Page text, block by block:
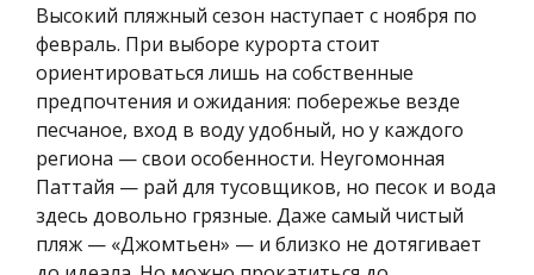
Высокий пляжный сезон наступает с ноября по
февраль. При выборе курорта стоит
ориентироваться лишь на собственные
предпочтения и ожидания: побережье везде
песчаное, вход в воду удобный, но у каждого
региона — свои особенности. Неугомонная
Паттайя — рай для тусовщиков, но песок и вода
здесь довольно грязные. Даже самый чистый
пляж — «Джомтьен» — и близко не дотягивает